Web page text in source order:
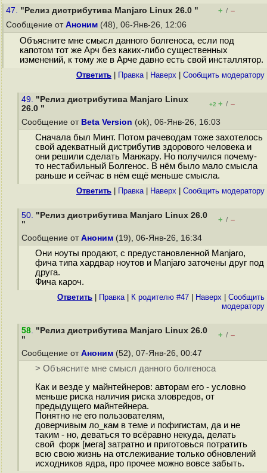
47. "Релиз дистрибутива Manjaro Linux 26.0 " + / –
Сообщение от Аноним (48), 06-Янв-26, 12:06
Объясните мне смысл данного болгеноса, если под
капотом тот же Арч без каких-либо существенных
изменений, к тому же в Арче давно есть свой инсталлятор.
Ответить Правка| Наверх Cообщить модератору
49. "Релиз дистрибутива Manjaro Linux
26.0 "
+2 + / –
Сообщение от Beta Version (ok), 06-Янв-26, 16:03
Сначала был Минт. Потом рачеводам тоже захотелось
свой адекватный дистрибутив здорового человека и
они решили сделать Манжару. Но получился почему-
то нестабильный Болгенос. В нём было мало смысла
раньше и сейчас в нём ещё меньше смысла.
Ответить Правка| Наверх Cообщить модератору
50. "Релиз дистрибутива Manjaro Linux 26.0
"
+ / –
Сообщение от Аноним (19), 06-Янв-26, 16:34
Они ноуты продают, с предустановленной Manjaro,
фича типа хардвар ноутов и Manjaro заточены друг под
друга.
Фича кароч.
Ответить Правка| К родителю #47 Наверх
Cообщить
модератору
58. "Релиз дистрибутива Manjaro Linux 26.0
"
+ / –
Сообщение от Аноним (52), 07-Янв-26, 00:47
> Объясните мне смысл данного болгеноса
Как и везде у майнтейнеров: авторам его - условно
меньше риска наличия риска зловредов, от
предыдущего майнтейнера.
Понятно не его пользователям,
доверчивым ло_кам в теме и пофигистам, да и не
таким - но, деваться то всёравно некуда, делать
свой форк [мега] затратно и приготовься потратить
всю свою жизнь на отслеживание только обновлений
исходников ядра, про прочее можно вовсе забыть.